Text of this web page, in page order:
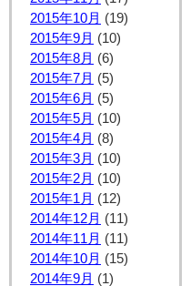
2015年10月 (19)
2015年9月 (10)
2015年8月 (6)
2015年7月 (5)
2015年6月 (5)
2015年5月 (10)
2015年4月 (8)
2015年3月 (10)
2015年2月 (10)
2015年1月 (12)
2014年12月 (11)
2014年11月 (11)
2014年10月 (15)
2014年9月 (1)